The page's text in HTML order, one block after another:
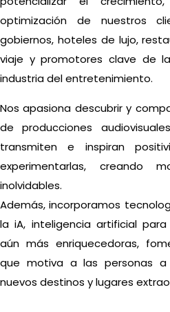
optimización de nuestros
gobiernos, hoteles de lujo,
viaje y promotores clave de
industria del entretenimiento.
Nos apasiona descubrir y
de producciones
transmiten e inspiran
experimentarlas, creando
inolvidables.
Además, incorporamos
la iA, inteligencia artificial
aún más enriquecedoras,
que motiva a las personas a
nuevos destinos y lugares